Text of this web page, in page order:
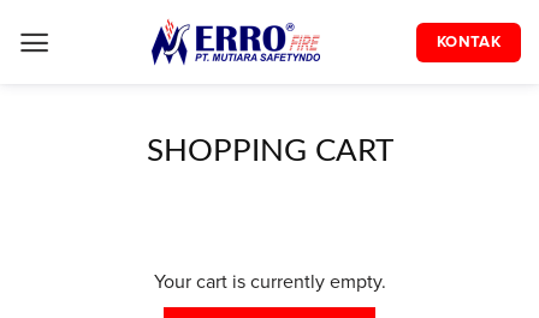
KONTAK
SHOPPING CART
Your cart is currently empty.